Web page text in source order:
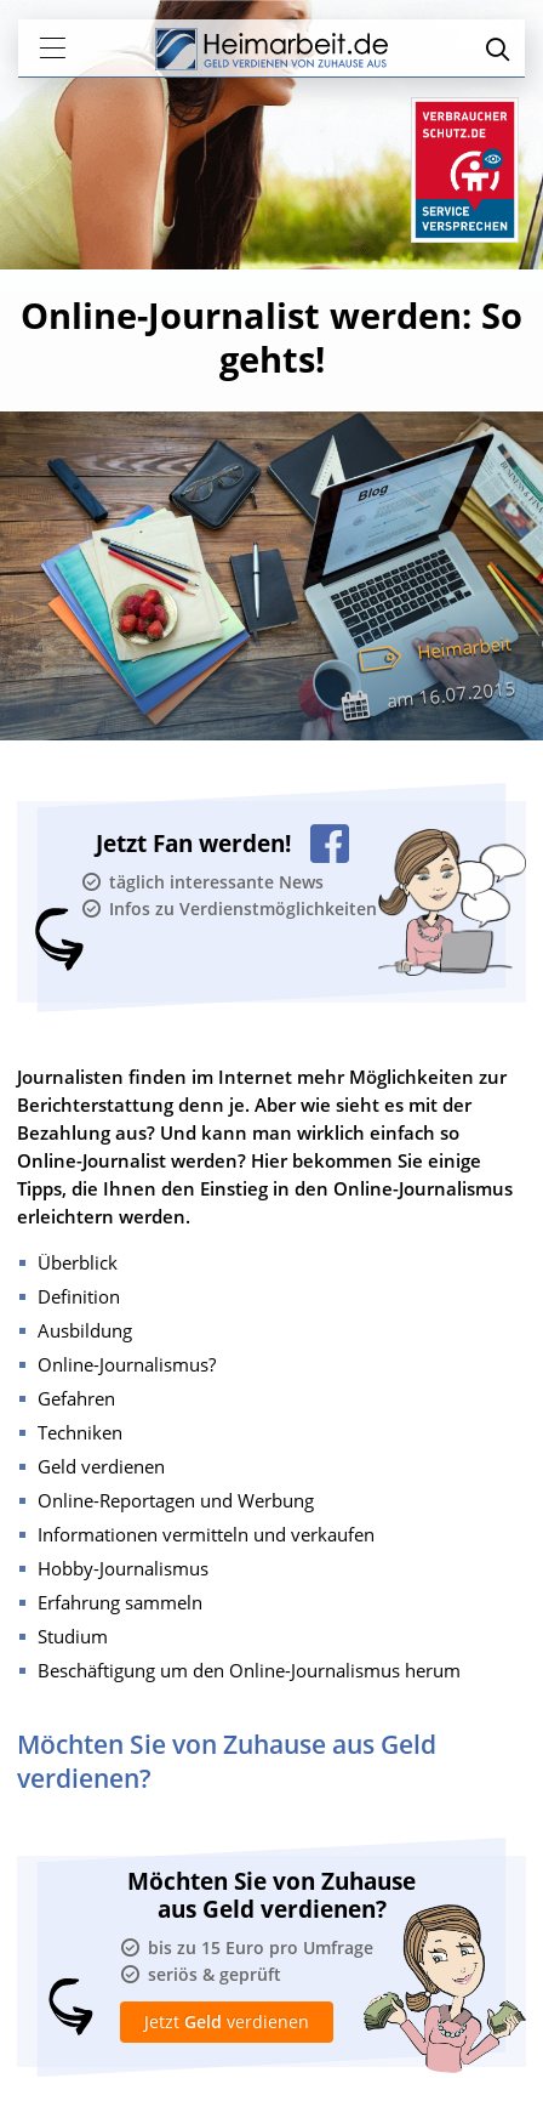
Online-Journalist werden: So
gehts!
Heimarbeit
am16.07.2015
Jetzt Fan werden!
täglich interessante News
Infos zu Verdienstmöglichkeiten
Journalisten finden im Internet mehr Möglichkeiten zur
Berichterstattung denn je. Aber wie sieht es mit der
Bezahlung aus? Und kann man wirklich einfach so
Online-Journalist werden? Hier bekommen Sie einige
Tipps, die Ihnen den Einstieg in den Online-Journalismus
erleichtern werden.
Überblick
Definition
Ausbildung
Online-Journalismus?
Gefahren
Techniken
Geld verdienen
Online-Reportagen und Werbung
Informationen vermitteln und verkaufen
Hobby-Journalismus
Erfahrung sammeln
Studium
Beschäftigung um den Online-Journalismus herum
Möchten Sie von Zuhause aus Geld
verdienen?
Möchten Sie von Zuhause
aus Geld verdienen?
bis zu 15 Euro pro Umfrage
seriös & geprüft
Jetzt Geld verdienen